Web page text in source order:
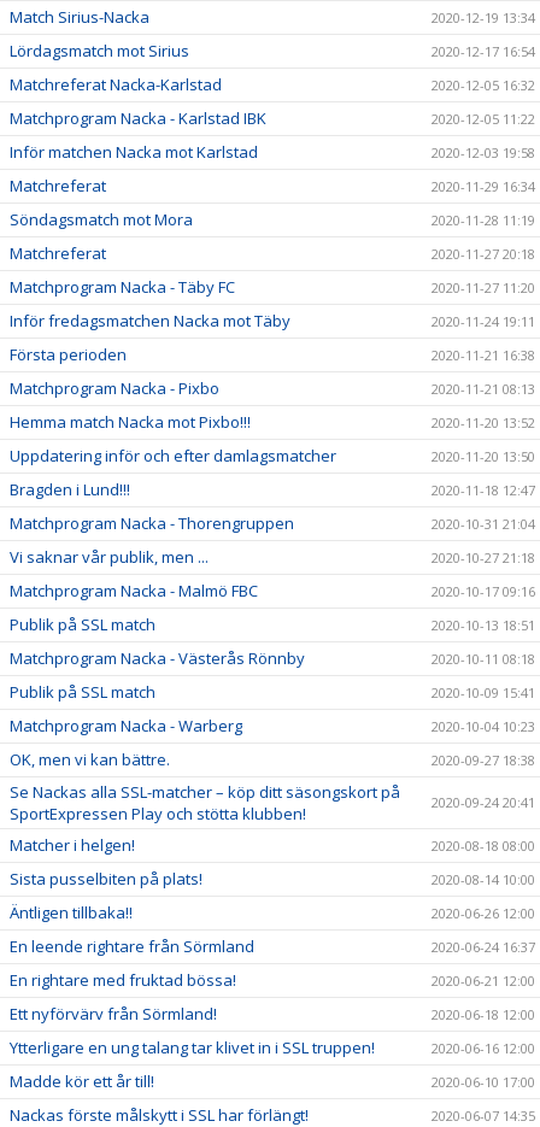
Match Sirius-Nacka 2020-12-19 13:34
Lördagsmatch mot Sirius 2020-12-17 16:54
Matchreferat Nacka-Karlstad 2020-12-05 16:32
Matchprogram Nacka - Karlstad IBK 2020-12-05 11:22
Inför matchen Nacka mot Karlstad 2020-12-03 19:58
Matchreferat 2020-11-29 16:34
Söndagsmatch mot Mora 2020-11-28 11:19
Matchreferat 2020-11-27 20:18
Matchprogram Nacka - Täby FC 2020-11-27 11:20
Inför fredagsmatchen Nacka mot Täby 2020-11-24 19:11
Första perioden 2020-11-21 16:38
Matchprogram Nacka - Pixbo 2020-11-21 08:13
Hemma match Nacka mot Pixbo!!! 2020-11-20 13:52
Uppdatering inför och efter damlagsmatcher 2020-11-20 13:50
Bragden i Lund!!! 2020-11-18 12:47
Matchprogram Nacka - Thorengruppen 2020-10-31 21:04
Vi saknar vår publik, men ... 2020-10-27 21:18
Matchprogram Nacka - Malmö FBC 2020-10-17 09:16
Publik på SSL match 2020-10-13 18:51
Matchprogram Nacka - Västerås Rönnby 2020-10-11 08:18
Publik på SSL match 2020-10-09 15:41
Matchprogram Nacka - Warberg 2020-10-04 10:23
OK, men vi kan bättre. 2020-09-27 18:38
Se Nackas alla SSL-matcher – köp ditt säsongskort på
SportExpressen Play och stötta klubben!
2020-09-24 20:41
Matcher i helgen! 2020-08-18 08:00
Sista pusselbiten på plats! 2020-08-14 10:00
Äntligen tillbaka!! 2020-06-26 12:00
En leende rightare från Sörmland 2020-06-24 16:37
En rightare med fruktad bössa! 2020-06-21 12:00
Ett nyförvärv från Sörmland! 2020-06-18 12:00
Ytterligare en ung talang tar klivet in i SSL truppen! 2020-06-16 12:00
Madde kör ett år till! 2020-06-10 17:00
Nackas förste målskytt i SSL har förlängt! 2020-06-07 14:35